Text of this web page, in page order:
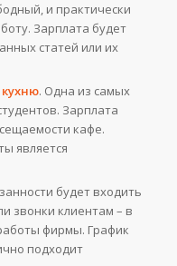
и практически
Зарплата будет
статей или их
. Одна из самых
Зарплата
кафе.
является
будет входить
звонки клиентам – в
фирмы. График
подходит